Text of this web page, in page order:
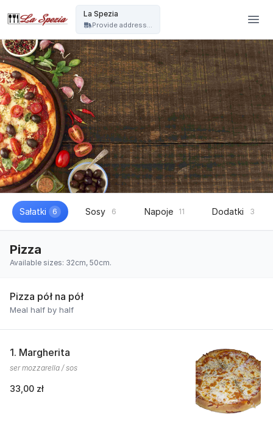
La Spezia
Provide address...
Sałatki 6 Sosy 6 Napoje 11 Dodatki 3
Pizza
Available sizes: 32cm, 50cm.
Pizza pół na pół
Meal half by half
1. Margherita
ser mozzarella / sos
33,00 zł